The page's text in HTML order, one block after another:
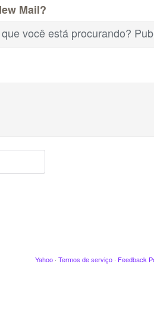
Mail?
você está procurando?
Yahoo · Termos de serviço · Feedback